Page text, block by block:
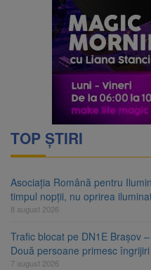
TOP ȘTIRI
Asociația Română pentru
timpul nopții, nu oprirea
8 august 2026
Trafic blocat pe DN1E Brașov
Două persoane primesc
7 august 2026